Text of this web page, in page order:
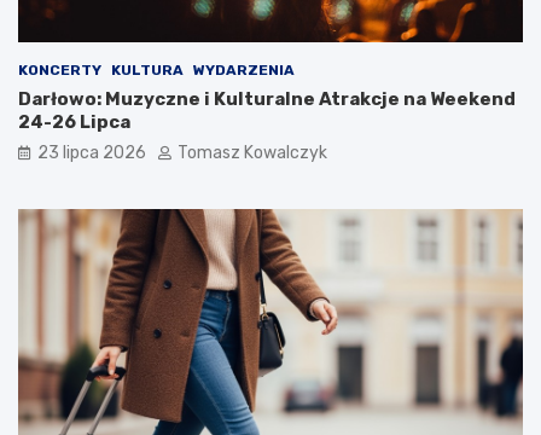
KONCERTY KULTURA WYDARZENIA
Darłowo: Muzyczne i Kulturalne Atrakcje na Weekend
24-26 Lipca
23 lipca 2026 Tomasz Kowalczyk